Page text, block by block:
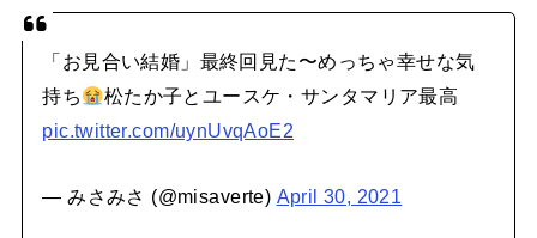
「お見合い結婚」最終回見た〜めっちゃ幸せな気
持ち
松たか子とユースケ・サンタマリア最高
pic.twitter.com/uynUvqAoE2
— みさみさ (@misaverte) April 30, 2021